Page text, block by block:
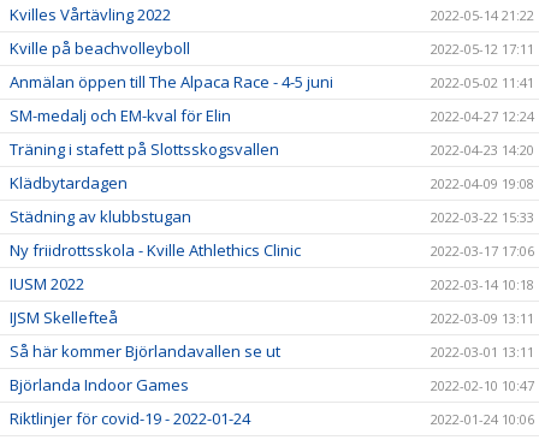
Kvilles Vårtävling 2022 2022-05-14 21:22
Kville på beachvolleyboll 2022-05-12 17:11
Anmälan öppen till The Alpaca Race - 4-5 juni 2022-05-02 11:41
SM-medalj och EM-kval för Elin 2022-04-27 12:24
Träning i stafett på Slottsskogsvallen 2022-04-23 14:20
Klädbytardagen 2022-04-09 19:08
Städning av klubbstugan 2022-03-22 15:33
Ny friidrottsskola - Kville Athlethics Clinic 2022-03-17 17:06
IUSM 2022 2022-03-14 10:18
IJSM Skellefteå 2022-03-09 13:11
Så här kommer Björlandavallen se ut 2022-03-01 13:11
Björlanda Indoor Games 2022-02-10 10:47
Riktlinjer för covid-19 - 2022-01-24 2022-01-24 10:06